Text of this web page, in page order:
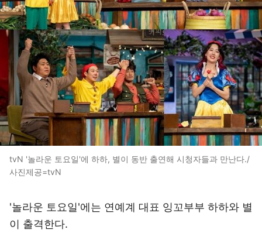
tvN '놀라운 토요일'에 하하, 별이 동반 출연해 시청자들과 만난다./
사진제공=tvN
'놀라운 토요일'에는 연예계 대표 잉꼬부부 하하와 별
이 출격한다.